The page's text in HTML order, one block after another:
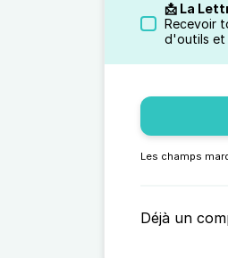
📩 La
Recevoir
d'outils et
Les champs
Déjà un